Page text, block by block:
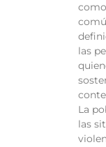
las
La
las